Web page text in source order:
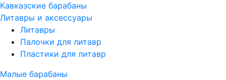
Кавказские барабаны
Литавры и аксессуары
Литавры
Палочки для литавр
Пластики для литавр
Малые барабаны